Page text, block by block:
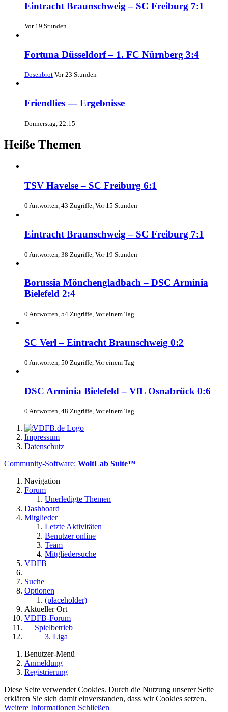
Eintracht Braunschweig – SC Freiburg 7:1
Vor 19 Stunden
Fortuna Düsseldorf – 1. FC Nürnberg 3:4
Dosenbrot Vor 23 Stunden
Friendlies — Ergebnisse
Donnerstag, 22:15
Heiße Themen
TSV Havelse – SC Freiburg 6:1
0 Antworten, 43 Zugriffe, Vor 15 Stunden
Eintracht Braunschweig – SC Freiburg 7:1
0 Antworten, 38 Zugriffe, Vor 19 Stunden
Borussia Mönchengladbach – DSC Arminia
Bielefeld 2:4
0 Antworten, 54 Zugriffe, Vor einem Tag
SC Verl – Eintracht Braunschweig 0:2
0 Antworten, 50 Zugriffe, Vor einem Tag
DSC Arminia Bielefeld – VfL Osnabrück 0:6
0 Antworten, 48 Zugriffe, Vor einem Tag
Impressum
Datenschutz
Community-Software: WoltLab Suite™
Navigation
Forum
Unerledigte Themen
Dashboard
Mitglieder
Letzte Aktivitäten
Benutzer online
Team
Mitgliedersuche
VDFB
Suche
Optionen
(placeholder)
Aktueller Ort
VDFB-Forum
Spielbetrieb
3. Liga
Benutzer-Menü
Anmeldung
Registrierung
Diese Seite verwendet Cookies. Durch die Nutzung unserer Seite
erklären Sie sich damit einverstanden, dass wir Cookies setzen.
Weitere Informationen Schließen